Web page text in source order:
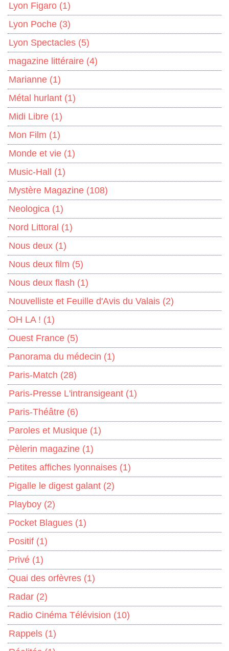
Lyon Figaro (1)
Lyon Poche (3)
Lyon Spectacles (5)
magazine littéraire (4)
Marianne (1)
Métal hurlant (1)
Midi Libre (1)
Mon Film (1)
Monde et vie (1)
Music-Hall (1)
Mystère Magazine (108)
Neologica (1)
Nord Littoral (1)
Nous deux (1)
Nous deux film (5)
Nous deux flash (1)
Nouvelliste et Feuille d'Avis du Valais (2)
OH LA ! (1)
Ouest France (5)
Panorama du médecin (1)
Paris-Match (28)
Paris-Presse L'intransigeant (1)
Paris-Théâtre (6)
Paroles et Musique (1)
Pèlerin magazine (1)
Petites affiches lyonnaises (1)
Pigalle le digest galant (2)
Playboy (2)
Pocket Blagues (1)
Positif (1)
Privé (1)
Quai des orfèvres (1)
Radar (2)
Radio Cinéma Télévision (10)
Rappels (1)